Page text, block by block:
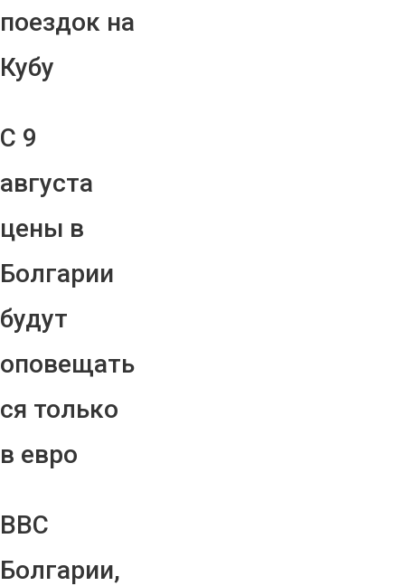
поездок на
Кубу
С 9
августа
цены в
Болгарии
будут
оповещать
ся только
в евро
ВВС
Болгарии,